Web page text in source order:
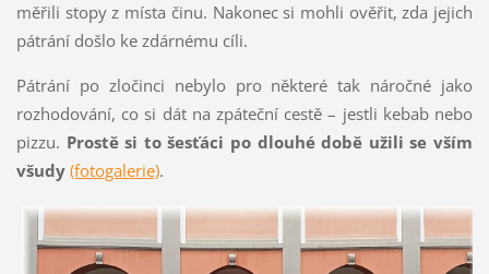
měřili stopy z místa činu. Nakonec si mohli ověřit, zda jejich
pátrání došlo ke zdárnému cíli.
Pátrání po zločinci nebylo pro některé tak náročné jako
rozhodování, co si dát na zpáteční cestě – jestli kebab nebo
pizzu. Prostě si to šesťáci po dlouhé době užili se vším
všudy (fotogalerie).